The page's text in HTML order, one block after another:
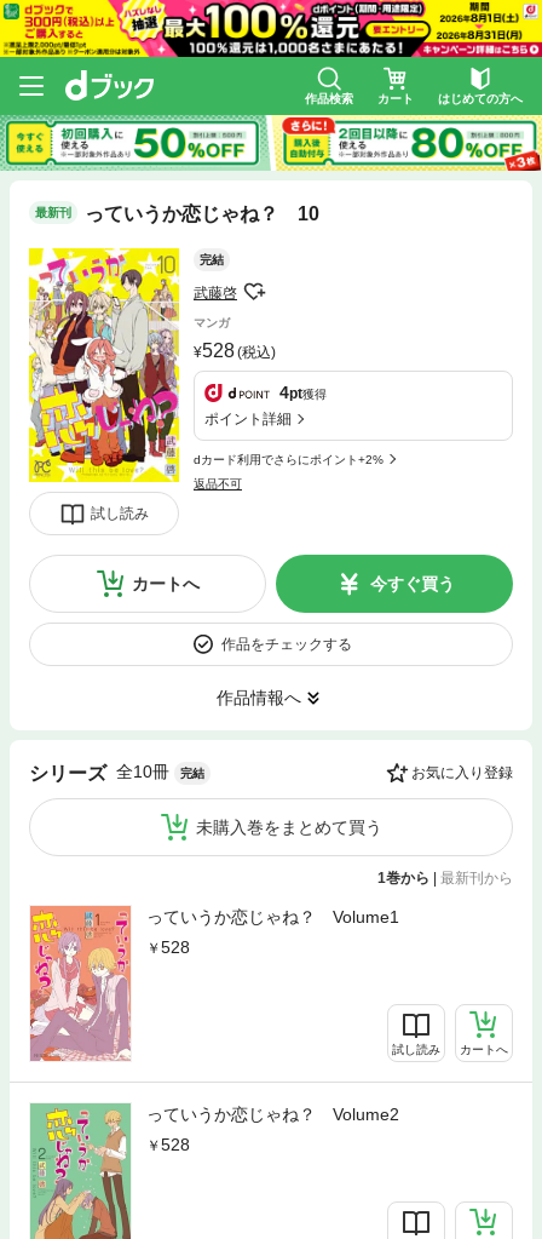
作品検索 カート はじめての方へ
最新刊 っていうか恋じゃね？ 10
試し読み
完結
武藤啓
マンガ
528(税込)
4pt獲得
ポイント詳細
dカード利用でさらにポイント+2%
返品不可
カートへ 今すぐ買う
作品をチェックする
作品情報へ
シリーズ 全10冊 完結 お気に入り登録
未購入巻をまとめて買う
1巻から | 最新刊から
っていうか恋じゃね？ Volume1
528
試し読み カートへ
っていうか恋じゃね？ Volume2
528